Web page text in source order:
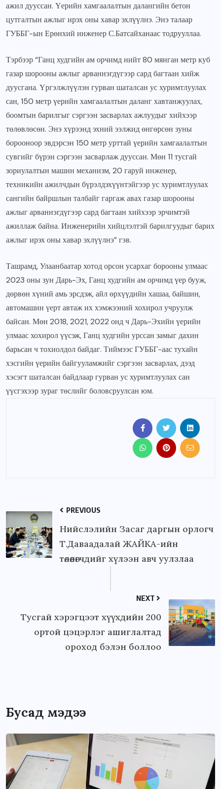
ажил дууссан. Үерийн хамгаалалтын далангийн бетон
цутгалтын ажлыг ирэх оны хавар эхлүүлнэ. Энэ талаар
ГУББГ-ын Ерөнхий инженер С.Батсайханаас тодрууллаа.
Тэрбээр “Ганц худгийн ам орчимд нийт 80 мянган метр куб
газар шорооны ажлыг арваннэгдүгээр сард багтаан хийж
дуусгана. Үргэлжлүүлэн гурван шаталсан ус хуримтлуулах
сан, 150 метр үерийн хамгаалалтын даланг хавтанжуулах,
боомтын барилгыг сэргээн засварлах ажлуудыг хийхээр
төлөвлөсөн. Энэ хүрээнд эхний ээлжид өнгөрсөн зуны
борооноор эвдэрсэн 150 метр урттай үерийн хамгаалалтын
сувгийг бүрэн сэргээн засварлаж дууссан. Мөн 11 тусгай
зориулалтын машин механизм, 20 гаруй инженер,
техникийн ажилчдын бүрэлдэхүүнтэйгээр ус хуримтлуулах
сангийн байршлын талбайг гаргаж авах газар шорооны
ажлыг арваннэгдүгээр сард багтаан хийхээр эрчимтэй
ажиллаж байна. Инженерийн хийцлэлтэй барилгуудыг барих
ажлыг ирэх оны хавар эхлүүлнэ” гэв.
Ташрамд, Улаанбаатар хотод орсон усархаг борооны улмаас
2023 оны зун Дарь-Эх, Ганц худгийн ам орчимд үер бууж,
дөрвөн хүний амь эрсдэж, айл өрхүүдийн хашаа, байшин,
автомашин үерт автаж их хэмжээний хохирол учруулж
байсан. Мөн 2018, 2021, 2022 онд ч Дарь-Эхийн үерийн
улмаас хохирол үүсэж, Ганц худгийн урссан замыг дахин
барьсан ч тохиолдол байдаг. Тиймээс ГУББГ-аас тухайн
хэсгийн үерийн байгууламжийг сэргээн засварлах, дээд
хэсэгт шаталсан байдлаар гурван ус хуримтлуулах сан
үүсгэхээр зураг төслийг боловсруулсан юм.
PREVIOUS
Нийслэлийн Засаг даргын орлогч
Т.Даваадалай ЖАЙКА-ийн
төлөөлөгчдийг хүлээн авч уулзлаа
NEXT
Тусгай хэрэгцээт хүүхдийн 200
ортой цэцэрлэг ашиглалтад
ороход бэлэн боллоо
Бусад мэдээ